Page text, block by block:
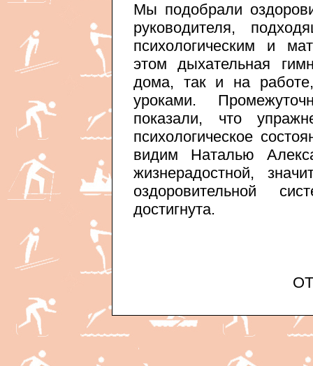
Мы подобрали
руководителя,
психологическим и
этом дыхательная
дома, так и на
уроками.
показали, что
психологическое
видим Наталью
жизнерадостной,
оздоровительной
достигнута.